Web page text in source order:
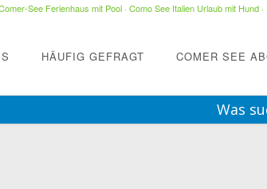
See Ferienhaus mit Pool· Como See Italien Urlaub mit Hund·
HÄUFIG GEFRAGT COMER SEE
Was